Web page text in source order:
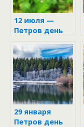
12 июля —
Петров день
29 января
Петров день